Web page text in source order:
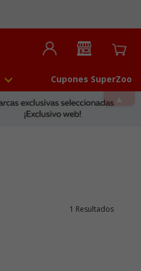
Cupones SuperZoo
1 Resultados